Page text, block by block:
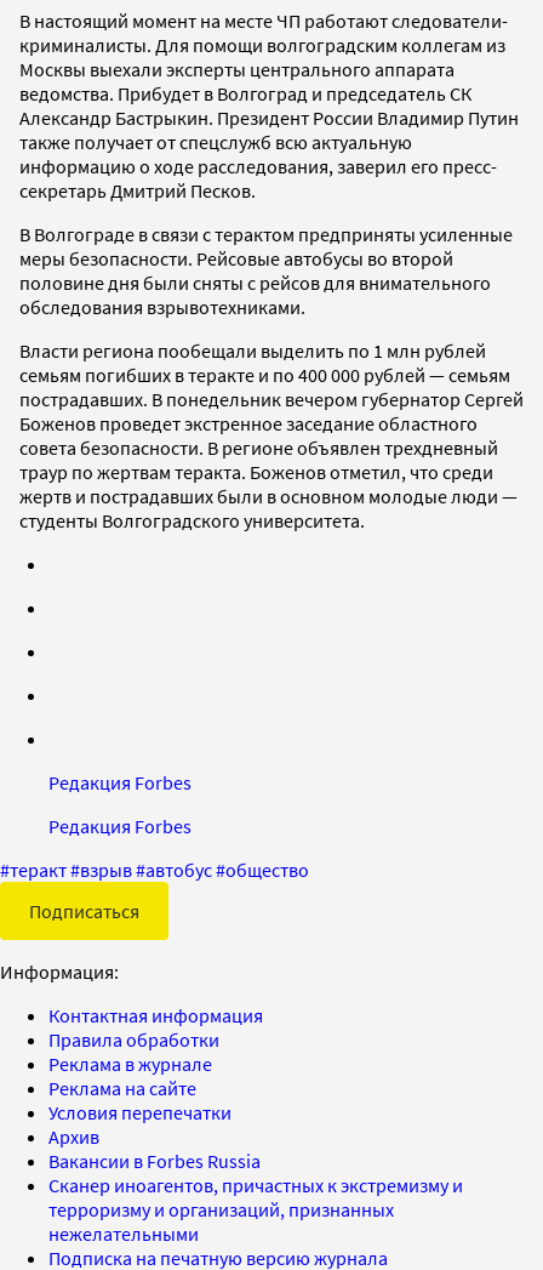
В настоящий момент на месте ЧП работают следователи-
криминалисты. Для помощи волгоградским коллегам из
Москвы выехали эксперты центрального аппарата
ведомства. Прибудет в Волгоград и председатель СК
Александр Бастрыкин. Президент России Владимир Путин
также получает от спецслужб всю актуальную
информацию о ходе расследования, заверил его пресс-
секретарь Дмитрий Песков.
В Волгограде в связи с терактом предприняты усиленные
меры безопасности. Рейсовые автобусы во второй
половине дня были сняты с рейсов для внимательного
обследования взрывотехниками.
Власти региона пообещали выделить по 1 млн рублей
семьям погибших в теракте и по 400 000 рублей — семьям
пострадавших. В понедельник вечером губернатор Сергей
Боженов проведет экстренное заседание областного
совета безопасности. В регионе объявлен трехдневный
траур по жертвам теракта. Боженов отметил, что среди
жертв и пострадавших были в основном молодые люди —
студенты Волгоградского университета.
Редакция Forbes
Редакция Forbes
#теракт#взрыв#автобус#общество
Подписаться
Информация:
Контактная информация
Правила обработки
Реклама в журнале
Реклама на сайте
Условия перепечатки
Архив
Вакансии в Forbes Russia
Сканер иноагентов, причастных к экстремизму и
терроризму и организаций, признанных
нежелательными
Подписка на печатную версию журнала